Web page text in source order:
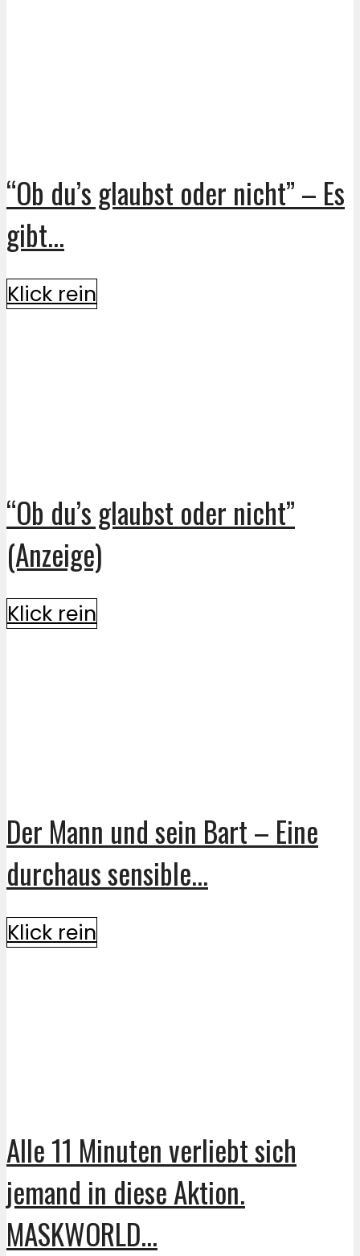
“Ob du’s glaubst oder nicht” – Es
gibt...
Klick rein
“Ob du’s glaubst oder nicht”
(Anzeige)
Klick rein
Der Mann und sein Bart – Eine
durchaus sensible...
Klick rein
Alle 11 Minuten verliebt sich
jemand in diese Aktion.
MASKWORLD...